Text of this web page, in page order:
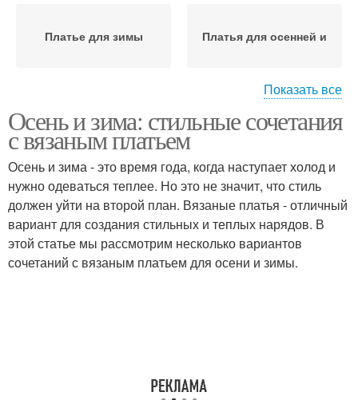
Платье для зимы Платья для осенней и
платья
состоянии
Платье на долгий срок Вязаные платья
Показать все
Осень и зима: стильные сочетания
с вязаным платьем
Осень и зима - это время года, когда наступает холод и
нужно одеваться теплее. Но это не значит, что стиль
должен уйти на второй план. Вязаные платья - отличный
вариант для создания стильных и теплых нарядов. В
этой статье мы рассмотрим несколько вариантов
сочетаний с вязаным платьем для осени и зимы.